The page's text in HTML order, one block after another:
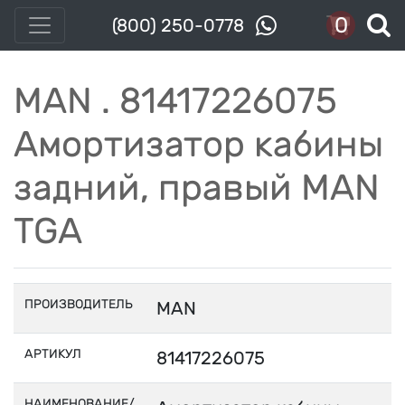
(800) 250-0778 0
MAN . 81417226075
Амортизатор кабины
задний, правый MAN
TGA
ПРОИЗВОДИТЕЛЬ MAN
АРТИКУЛ 81417226075